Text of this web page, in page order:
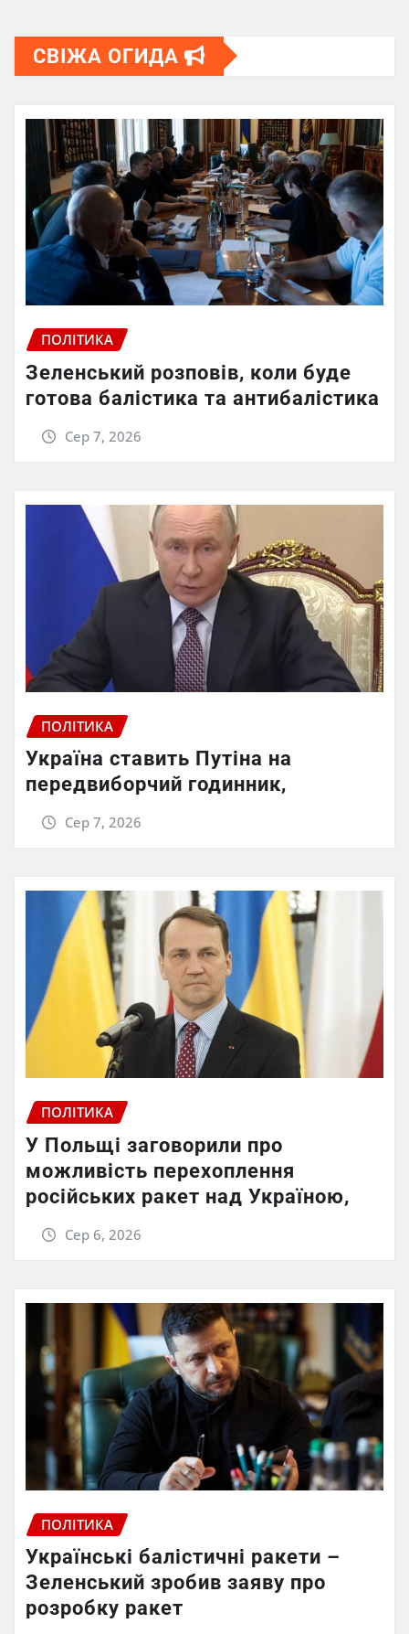
СВІЖА ОГИДА
ПОЛІТИКА
Зеленський розповів, коли буде
готова балістика та антибалістика
Сер 7, 2026
ПОЛІТИКА
Україна ставить Путіна на
передвиборчий годинник,
Сер 7, 2026
ПОЛІТИКА
У Польщі заговорили про
можливість перехоплення
російських ракет над Україною,
Сер 6, 2026
ПОЛІТИКА
Українські балістичні ракети –
Зеленський зробив заяву про
розробку ракет